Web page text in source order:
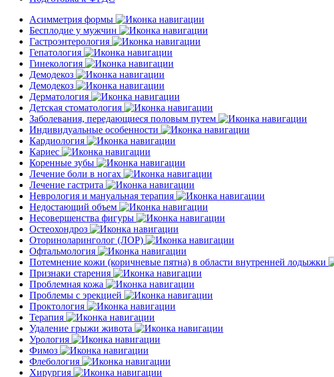
Асимметрия формы
Бесплодие у мужчин
Гастроэнтерология
Гепатология
Гинекология
Демодекоз
Демодекоз
Дерматология
Детская стоматология
Заболевания, передающиеся половым путем
Индивидуальные особенности
Кардиология
Кариес
Коренные зубы
Лечение боли в ногах
Лечение гастрита
Неврология и мануальная терапия
Недостающий объем
Несовершенства фигуры
Остеохондроз
Оториноларинголог (ЛОР)
Офтальмология
Потемнение кожи (коричневые пятна) в области внутренней лодыжки
Признаки старения
Проблемная кожа
Проблемы с эрекцией
Проктология
Терапия
Удаление грыжи живота
Урология
Фимоз
Флебология
Хирургия